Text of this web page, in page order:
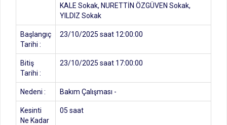
KALE Sokak, NURETTİN ÖZGÜVEN Sokak,
YILDIZ Sokak
Başlangıç
Tarihi :
23/10/2025 saat 12:00:00
Bitiş
Tarihi :
23/10/2025 saat 17:00:00
Nedeni : Bakım Çalışması -
Kesinti
Ne Kadar
05 saat